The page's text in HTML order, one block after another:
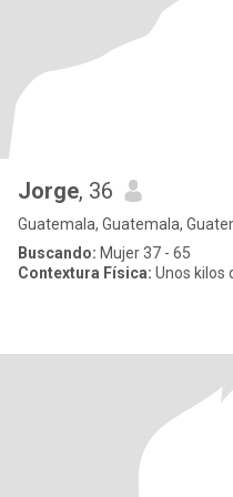
Jorge, 36
Guatemala, Guatemala,
Buscando: Mujer 37 - 65
Contextura Física: Unos kilos